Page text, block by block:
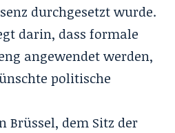
durchgesetzt wurde.
darin, dass formale
angewendet werden,
politische
Brüssel, dem Sitz der